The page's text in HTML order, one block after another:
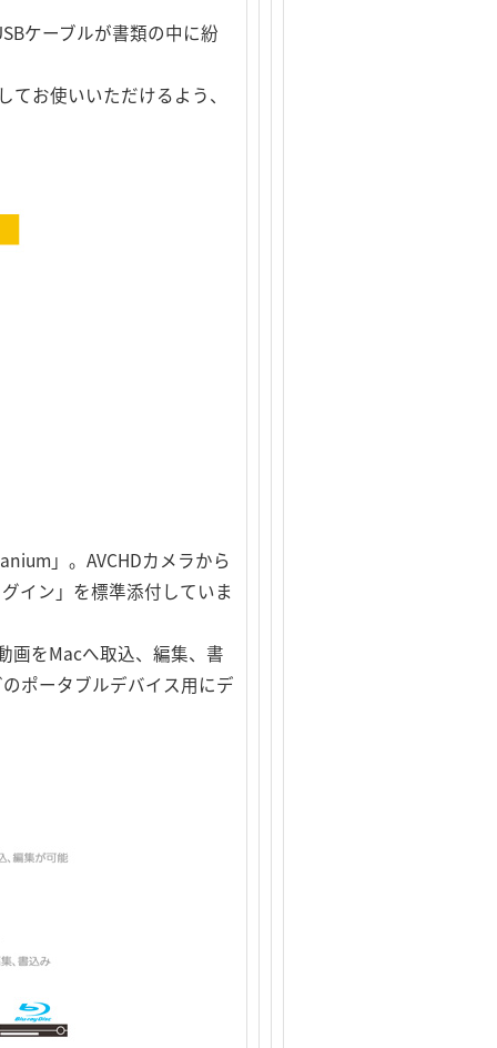
ケーブルが書類の中に紛
お使いいただけるよう、
」。AVCHDカメラから
イン」を標準添付していま
画をMacへ取込、編集、書
ポータブルデバイス用にデ